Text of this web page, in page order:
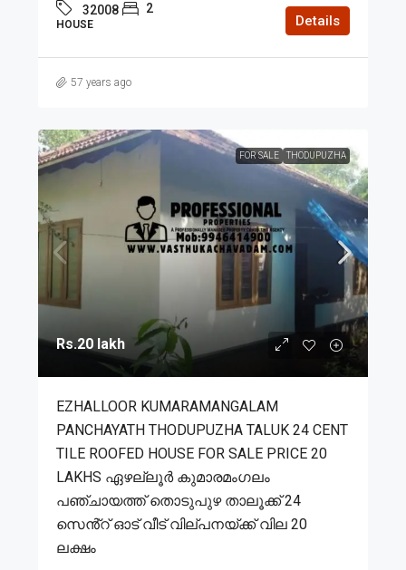
32008 2
HOUSE Details
57 years ago
FOR SALE THODUPUZHA
Rs.20 lakh
EZHALLOOR KUMARAMANGALAM
PANCHAYATH THODUPUZHA TALUK 24 CENT
TILE ROOFED HOUSE FOR SALE PRICE 20
LAKHS ഏഴല്ലൂർ കുമാരമംഗലം
പഞ്ചായത്ത് തൊടുപുഴ താലൂക്ക് 24
സെൻ്റ് ഓട് വീട് വില്പനയ്ക്ക് വില 20
ലക്ഷം